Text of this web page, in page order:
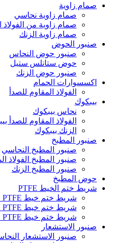
صمام زاوية
صمام زاوية نحاسي
صمام زاوية من الفولاذ
صمام زاوية الزنك
صنبور الحوض
صنبور حوض النحاس
حوض ستانلس ستيل
صنبور حوض الزنك
اكسسوارات الحمام
الفولاذ المقاوم للصدأ
بيبكوك
نحاس بيبكوك
الفولاذ المقاوم للصدأ
الزنك بيبكوك
صنبور المطبخ
صنبور المطبخ النحاسي
صنبور المطبخ الفولاذ
صنبور المطبخ الزنك
حوض المطبخ
شريط ختم الخيط PTFE
شريط ختم خيط PTFE مقاس 12 مم
شريط ختم خيط PTFE مقاس 19 مم
شريط ختم خيط PTFE مقاس 25 مم
صنبور الاستشعار
صنبور الاستشعار